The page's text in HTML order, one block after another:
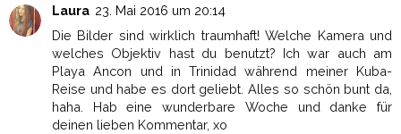
Laura 23. Mai 2016 um 20:14
Die Bilder sind wirklich traumhaft! Welche Kamera und
welches Objektiv hast du benutzt? Ich war auch am
Playa Ancon und in Trinidad während meiner Kuba-
Reise und habe es dort geliebt. Alles so schön bunt da,
haha. Hab eine wunderbare Woche und danke für
deinen lieben Kommentar, xo